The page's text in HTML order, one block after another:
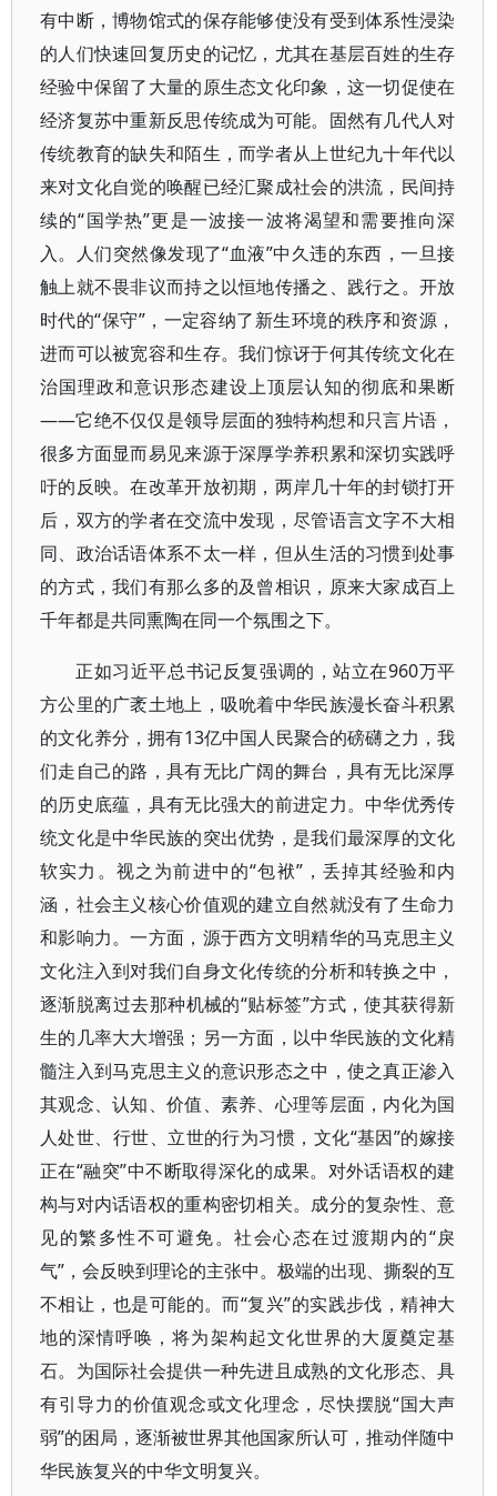
有中断，博物馆式的保存能够使没有受到体系性浸染
的人们快速回复历史的记忆，尤其在基层百姓的生存
经验中保留了大量的原生态文化印象，这一切促使在
经济复苏中重新反思传统成为可能。固然有几代人对
传统教育的缺失和陌生，而学者从上世纪九十年代以
来对文化自觉的唤醒已经汇聚成社会的洪流，民间持
续的“国学热”更是一波接一波将渴望和需要推向深
入。人们突然像发现了“血液”中久违的东西，一旦接
触上就不畏非议而持之以恒地传播之、践行之。开放
时代的“保守”，一定容纳了新生环境的秩序和资源，
进而可以被宽容和生存。我们惊讶于何其传统文化在
治国理政和意识形态建设上顶层认知的彻底和果断
——它绝不仅仅是领导层面的独特构想和只言片语，
很多方面显而易见来源于深厚学养积累和深切实践呼
吁的反映。在改革开放初期，两岸几十年的封锁打开
后，双方的学者在交流中发现，尽管语言文字不大相
同、政治话语体系不太一样，但从生活的习惯到处事
的方式，我们有那么多的及曾相识，原来大家成百上
千年都是共同熏陶在同一个氛围之下。
正如习近平总书记反复强调的，站立在960万平
方公里的广袤土地上，吸吮着中华民族漫长奋斗积累
的文化养分，拥有13亿中国人民聚合的磅礴之力，我
们走自己的路，具有无比广阔的舞台，具有无比深厚
的历史底蕴，具有无比强大的前进定力。中华优秀传
统文化是中华民族的突出优势，是我们最深厚的文化
软实力。视之为前进中的“包袱”，丢掉其经验和内
涵，社会主义核心价值观的建立自然就没有了生命力
和影响力。一方面，源于西方文明精华的马克思主义
文化注入到对我们自身文化传统的分析和转换之中，
逐渐脱离过去那种机械的“贴标签”方式，使其获得新
生的几率大大增强；另一方面，以中华民族的文化精
髓注入到马克思主义的意识形态之中，使之真正渗入
其观念、认知、价值、素养、心理等层面，内化为国
人处世、行世、立世的行为习惯，文化“基因”的嫁接
正在“融突”中不断取得深化的成果。对外话语权的建
构与对内话语权的重构密切相关。成分的复杂性、意
见的繁多性不可避免。社会心态在过渡期内的“戾
气”，会反映到理论的主张中。极端的出现、撕裂的互
不相让，也是可能的。而“复兴”的实践步伐，精神大
地的深情呼唤，将为架构起文化世界的大厦奠定基
石。为国际社会提供一种先进且成熟的文化形态、具
有引导力的价值观念或文化理念，尽快摆脱“国大声
弱”的困局，逐渐被世界其他国家所认可，推动伴随中
华民族复兴的中华文明复兴。